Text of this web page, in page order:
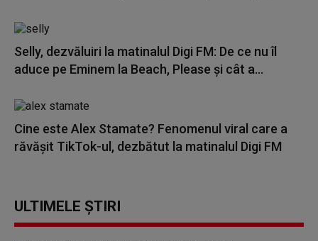
Selly, dezvăluiri la matinalul Digi FM: De ce nu îl
aduce pe Eminem la Beach, Please și cât a...
Cine este Alex Stamate? Fenomenul viral care a
răvășit TikTok-ul, dezbătut la matinalul Digi FM
ULTIMELE ȘTIRI